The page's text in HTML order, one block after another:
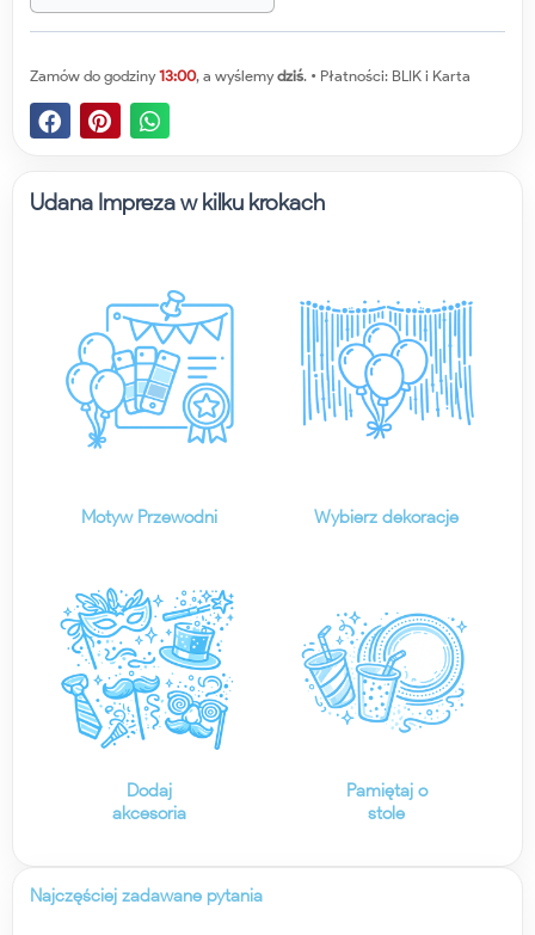
Zamów do godziny13:00, a wyślemydziś. • Płatności: BLIK i Karta
Udana Impreza w kilku krokach
Motyw Przewodni Wybierz dekoracje
Dodaj
akcesoria
Pamiętaj o
stole
Najczęściej zadawane pytania